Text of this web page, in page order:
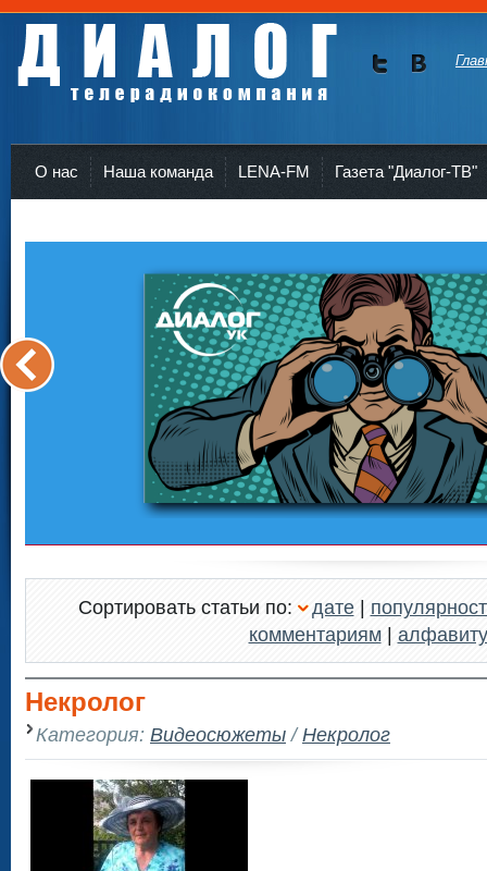
О нас Наша команда LENA-FM Газета "Диалог-ТВ"
Сортировать статьи по: дате|
комментариям| алфавиту
Некролог
Категория: Видеосюжеты/Некролог